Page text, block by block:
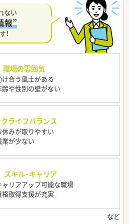
ない
報”
！
職場の雰囲気
け合う風土がある
齢や性別の壁がない
ライフバランス
休みが取りやすい
業が少ない
スキル・キャリア
ャリアアップ可能な職場
格取得支援が充実